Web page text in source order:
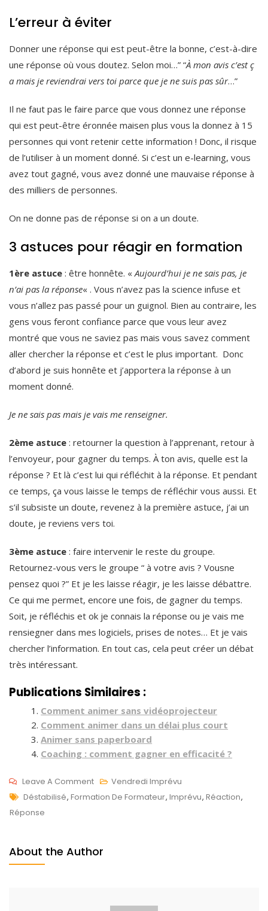
L’erreur à éviter
Donner une réponse qui est peut-être la bonne, c’est-à-dire
une réponse où vous doutez. Selon moi…” “À mon avis c’est ç
a mais je reviendrai vers toi parce que je ne suis pas sûr…”
Il ne faut pas le faire parce que vous donnez une réponse
qui est peut-être éronnée maisen plus vous la donnez à 15
personnes qui vont retenir cette information ! Donc, il risque
de l’utiliser à un moment donné. Si c’est un e-learning, vous
avez tout gagné, vous avez donné une mauvaise réponse à
des milliers de personnes.
On ne donne pas de réponse si on a un doute.
3 astuces pour réagir en formation
1ère astuce : être honnête. « Aujourd’hui je ne sais pas, je
n’ai pas la réponse« . Vous n’avez pas la science infuse et
vous n’allez pas passé pour un guignol. Bien au contraire, les
gens vous feront confiance parce que vous leur avez
montré que vous ne saviez pas mais vous savez comment
aller chercher la réponse et c’est le plus important. Donc
d’abord je suis honnête et j’apportera la réponse à un
moment donné.
Je ne sais pas mais je vais me renseigner.
2ème astuce : retourner la question à l’apprenant, retour à
l’envoyeur, pour gagner du temps. À ton avis, quelle est la
réponse ? Et là c’est lui qui réfléchit à la réponse. Et pendant
ce temps, ça vous laisse le temps de réfléchir vous aussi. Et
s’il subsiste un doute, revenez à la première astuce, j’ai un
doute, je reviens vers toi.
3ème astuce : faire intervenir le reste du groupe.
Retournez-vous vers le groupe “ à votre avis ? Vousne
pensez quoi ?” Et je les laisse réagir, je les laisse débattre.
Ce qui me permet, encore une fois, de gagner du temps.
Soit, je réfléchis et ok je connais la réponse ou je vais me
rensiegner dans mes logiciels, prises de notes… Et je vais
chercher l’information. En tout cas, cela peut créer un débat
très intéressant.
Publications Similaires :
Comment animer sans vidéoprojecteur
Comment animer dans un délai plus court
Animer sans paperboard
Coaching : comment gagner en efficacité ?
J
A
Leave A CommentOn
Comment
N’a
Réponse
Vendredi Imprévu
Tags
Déstabilisé, Formation De Formateur, Imprévu, Réaction,
Réponse
About the Author